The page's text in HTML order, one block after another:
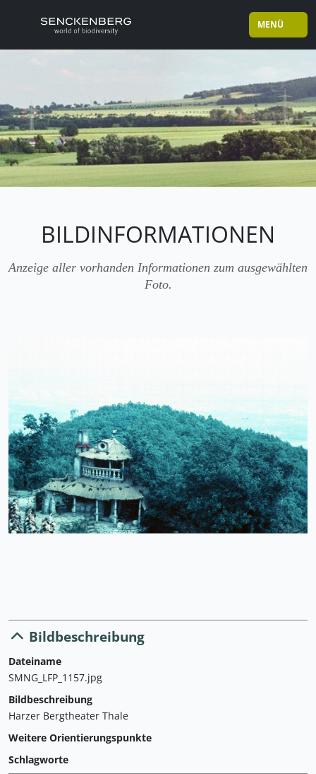
MENÜ
BILDINFORMATIONEN
Anzeige aller vorhanden Informationen zum ausgewählten
Foto.
Bildbeschreibung
Dateiname
SMNG_LFP_1157.jpg
Bildbeschreibung
Harzer Bergtheater Thale
Weitere Orientierungspunkte
Schlagworte